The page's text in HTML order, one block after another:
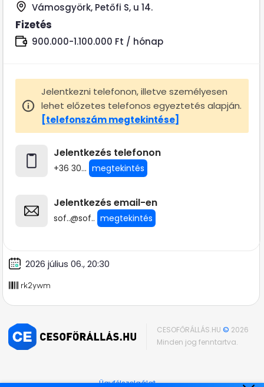
Vámosgyörk, Petőfi S, u 14.
Fizetés
900.000-1.100.000 Ft / hónap
Jelentkezni telefonon, illetve személyesen
lehet előzetes telefonos egyeztetés alapján.
[telefonszám megtekintése]
Jelentkezés telefonon
+36 30... megtekintés
Jelentkezés email-en
sof..@sof.. megtekintés
2026 július 06., 20:30
rk2ywm
CESOFŐRÁLLÁS.HU© 2026
Minden jog fenntartva.
Ügyfélszolgálat